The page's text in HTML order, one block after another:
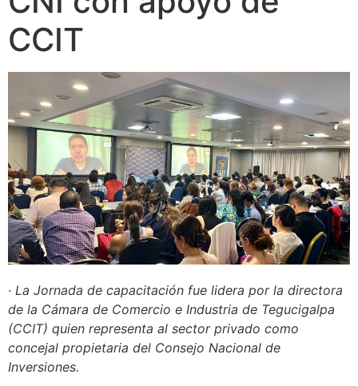
CCIT
· La Jornada de capacitación fue lidera por la directora
de la Cámara de Comercio e Industria de Tegucigalpa
(CCIT) quien representa al sector privado como
concejal propietaria del Consejo Nacional de
Inversiones.